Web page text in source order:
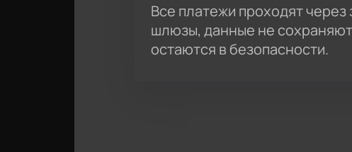
Все платежи проходят
шлюзы, данные не
остаются в безопасности.